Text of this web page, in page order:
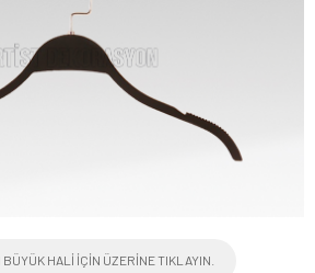
BÜYÜK HALI IÇIN ÜZERINE TIKLAYIN.